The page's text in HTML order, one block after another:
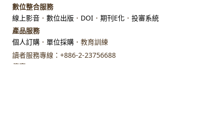
數位整合服務
線上影音 ． 數位出版 ． DOI ． 期刊E化 ． 投審系統
產品服務
個人訂購 ． 單位採購 ．教育訓練
讀者服務專線：+886-2-23756688
傳真：+886-2-23318496